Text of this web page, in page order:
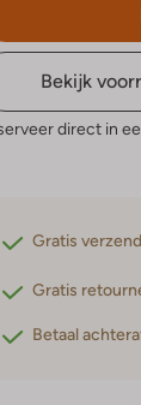
Bekijk
direct in
Gratis
Gratis
Betaal